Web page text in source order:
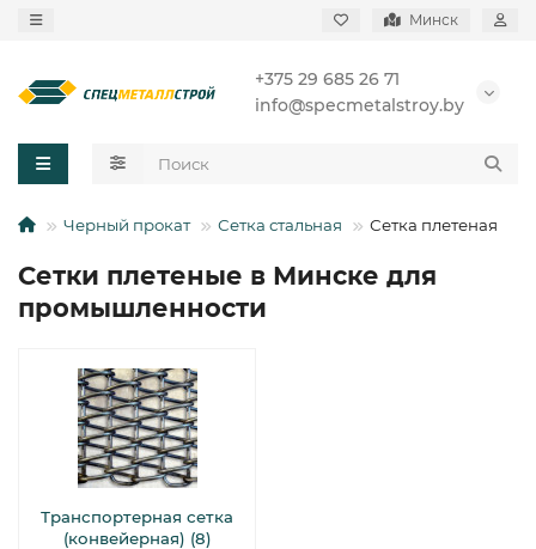
Минск
+375 29 685 26 71
info@specmetalstroy.by
Черный прокат Сетка стальная Сетка плетеная
Сетки плетеные в Минске для
промышленности
Транспортерная сетка
(конвейерная) (8)